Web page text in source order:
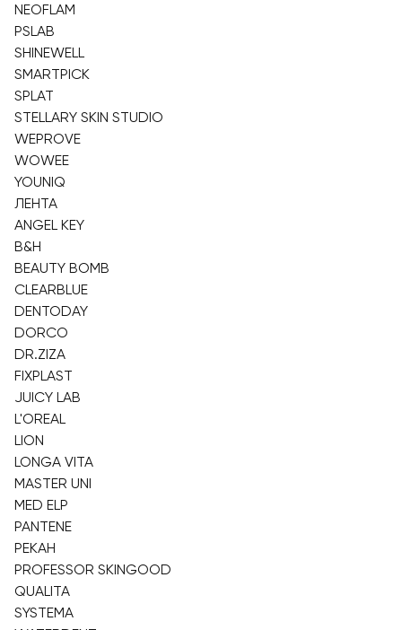
NEOFLAM
PSLAB
SHINEWELL
SMARTPICK
SPLAT
STELLARY SKIN STUDIO
WEPROVE
WOWEE
YOUNIQ
ЛЕНТА
ANGEL KEY
B&H
BEAUTY BOMB
CLEARBLUE
DENTODAY
DORCO
DR.ZIZA
FIXPLAST
JUICY LAB
L'OREAL
LION
LONGA VITA
MASTER UNI
MED ELP
PANTENE
PEKAH
PROFESSOR SKINGOOD
QUALITA
SYSTEMA